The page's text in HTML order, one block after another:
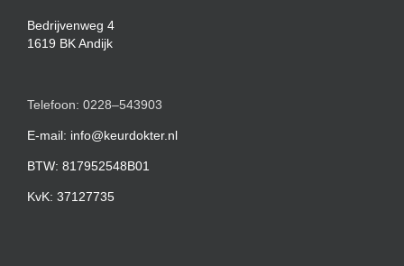
Bedrijvenweg 4
1619 BK Andijk
Telefoon: 0228–543903
E-mail: info@keurdokter.nl
BTW: 817952548B01
KvK: 37127735